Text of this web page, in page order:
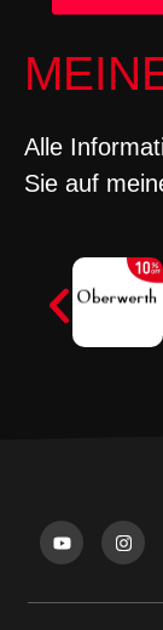
Alle
Sie auf